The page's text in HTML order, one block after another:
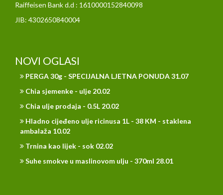
Raiffeisen Bank d.d : 1610000152840098
JIB: 4302650840004
NOVI OGLASI
PERGA 30g - SPECIJALNA LJETNA PONUDA 31.07
Chia sjemenke - ulje 20.02
Chia ulje prodaja - 0.5L 20.02
Hladno cijeđeno ulje ricinusa 1L - 38 KM - staklena
ambalaža 10.02
Trnina kao lijek - sok 02.02
Suhe smokve u maslinovom ulju - 370ml 28.01